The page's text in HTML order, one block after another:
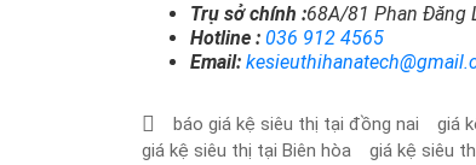
Trụ sở chính :68A/81 Phan Đăng
Hotline : 036 912 4565
Email:
báo giá kệ siêu thị tại đồng nai giá
giá kệ siêu thị tại Biên hòa
giá kệ siêu